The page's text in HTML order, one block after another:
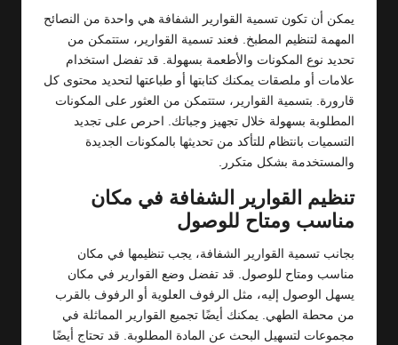
يمكن أن تكون تسمية القوارير الشفافة هي واحدة من النصائح
المهمة لتنظيم المطبخ. فعند تسمية القوارير، ستتمكن من
تحديد نوع المكونات والأطعمة بسهولة. قد تفضل استخدام
علامات أو ملصقات يمكنك كتابتها أو طباعتها لتحديد محتوى كل
قارورة. بتسمية القوارير، ستتمكن من العثور على المكونات
المطلوبة بسهولة خلال تجهيز وجباتك. احرص على تجديد
التسميات بانتظام للتأكد من تحديثها بالمكونات الجديدة
والمستخدمة بشكل متكرر.
تنظيم القوارير الشفافة في مكان
مناسب ومتاح للوصول
بجانب تسمية القوارير الشفافة، يجب تنظيمها في مكان
مناسب ومتاح للوصول. قد تفضل وضع القوارير في مكان
يسهل الوصول إليه، مثل الرفوف العلوية أو الرفوف بالقرب
من محطة الطهي. يمكنك أيضًا تجميع القوارير المماثلة في
مجموعات لتسهيل البحث عن المادة المطلوبة. قد تحتاج أيضًا